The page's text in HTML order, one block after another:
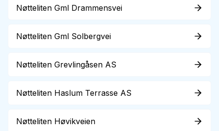
Nøtteliten Gml Drammensvei
Nøtteliten Gml Solbergvei
Nøtteliten Grevlingåsen AS
Nøtteliten Haslum Terrasse AS
Nøtteliten Høvikveien